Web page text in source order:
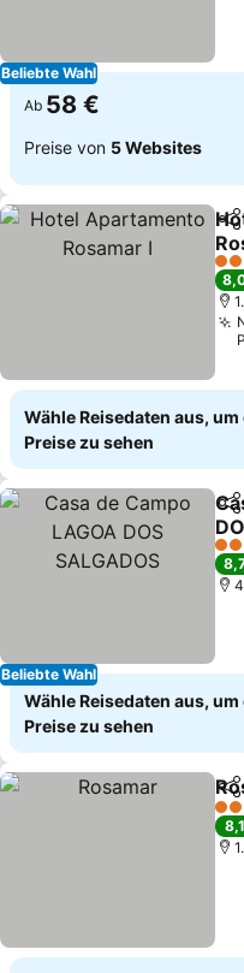
Beliebte Wahl
Ab 58 €
Preise von 5 Websites
3
Wähle Reisedaten aus,
Preise zu sehen
Beliebte Wahl
4
Wähle Reisedaten aus,
Preise zu sehen
3
8,1